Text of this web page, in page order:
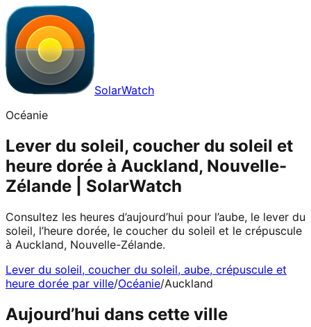
SolarWatch
Océanie
Lever du soleil, coucher du soleil et
heure dorée à Auckland, Nouvelle-
Zélande | SolarWatch
Consultez les heures d’aujourd’hui pour l’aube, le lever du
soleil, l’heure dorée, le coucher du soleil et le crépuscule
à Auckland, Nouvelle-Zélande.
Lever du soleil, coucher du soleil, aube, crépuscule et
heure dorée par ville/Océanie/Auckland
Aujourd’hui dans cette ville